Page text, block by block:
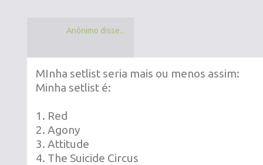
Anônimo disse...
MInha setlist seria mais ou menos assim:
Minha setlist é:
1. Red
2. Agony
3. Attitude
4. The Suicide Circus